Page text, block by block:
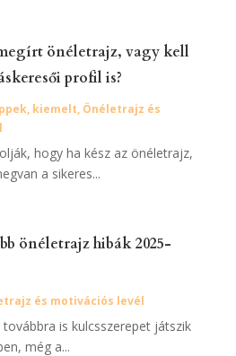
önéletrajz, vagy kell
profil is?
, kiemelt, Önéletrajz és
hogy ha kész az önéletrajz,
a sikeres...
önéletrajz hibák 2025-
és motivációs levél
is kulcsszerepet játszik
még a...